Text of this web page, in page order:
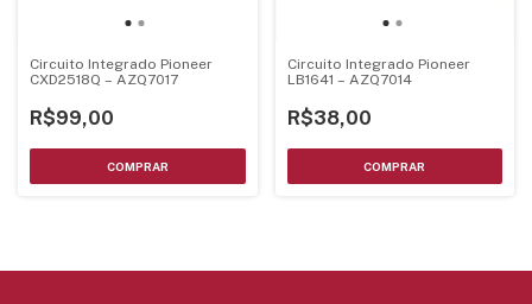
Circuito Integrado Pioneer
CXD2518Q – AZQ7017
R$99,00
Circuito Integrado Pioneer
LB1641 – AZQ7014
R$38,00